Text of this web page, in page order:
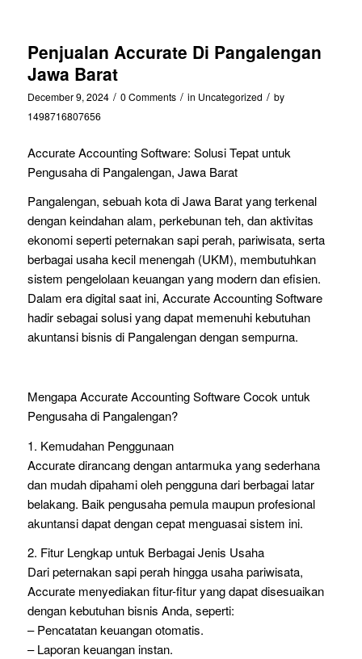
Penjualan Accurate Di Pangalengan
Jawa Barat
December 9, 2024 / 0 Comments / in Uncategorized / by
1498716807656
Accurate Accounting Software: Solusi Tepat untuk
Pengusaha di Pangalengan, Jawa Barat
Pangalengan, sebuah kota di Jawa Barat yang terkenal
dengan keindahan alam, perkebunan teh, dan aktivitas
ekonomi seperti peternakan sapi perah, pariwisata, serta
berbagai usaha kecil menengah (UKM), membutuhkan
sistem pengelolaan keuangan yang modern dan efisien.
Dalam era digital saat ini, Accurate Accounting Software
hadir sebagai solusi yang dapat memenuhi kebutuhan
akuntansi bisnis di Pangalengan dengan sempurna.
Mengapa Accurate Accounting Software Cocok untuk
Pengusaha di Pangalengan?
1. Kemudahan Penggunaan
Accurate dirancang dengan antarmuka yang sederhana
dan mudah dipahami oleh pengguna dari berbagai latar
belakang. Baik pengusaha pemula maupun profesional
akuntansi dapat dengan cepat menguasai sistem ini.
2. Fitur Lengkap untuk Berbagai Jenis Usaha
Dari peternakan sapi perah hingga usaha pariwisata,
Accurate menyediakan fitur-fitur yang dapat disesuaikan
dengan kebutuhan bisnis Anda, seperti:
– Pencatatan keuangan otomatis.
– Laporan keuangan instan.